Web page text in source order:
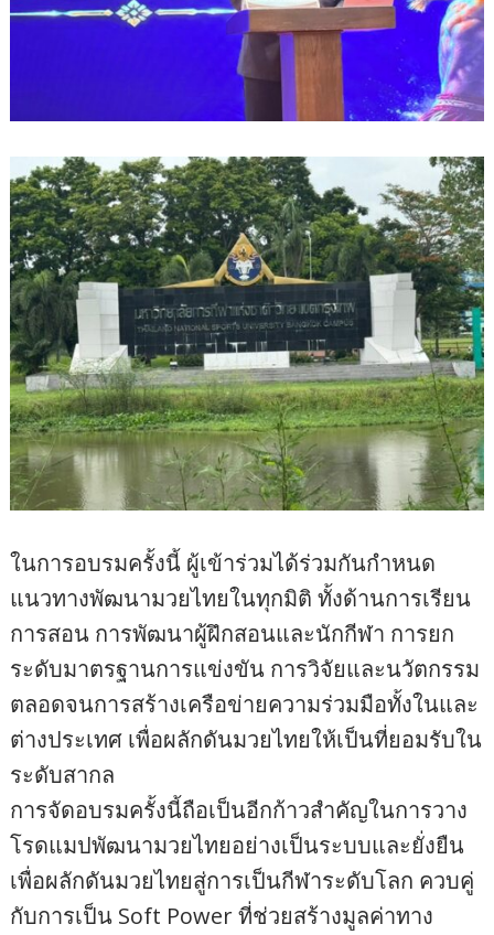
ในการอบรมครั้งนี้ ผู้เข้าร่วมได้ร่วมกันกำหนด
แนวทางพัฒนามวยไทยในทุกมิติ ทั้งด้านการเรียน
การสอน การพัฒนาผู้ฝึกสอนและนักกีฬา การยก
ระดับมาตรฐานการแข่งขัน การวิจัยและนวัตกรรม
ตลอดจนการสร้างเครือข่ายความร่วมมือทั้งในและ
ต่างประเทศ เพื่อผลักดันมวยไทยให้เป็นที่ยอมรับใน
ระดับสากล
การจัดอบรมครั้งนี้ถือเป็นอีกก้าวสำคัญในการวาง
โรดแมปพัฒนามวยไทยอย่างเป็นระบบและยั่งยืน
เพื่อผลักดันมวยไทยสู่การเป็นกีฬาระดับโลก ควบคู่
กับการเป็น Soft Power ที่ช่วยสร้างมูลค่าทาง